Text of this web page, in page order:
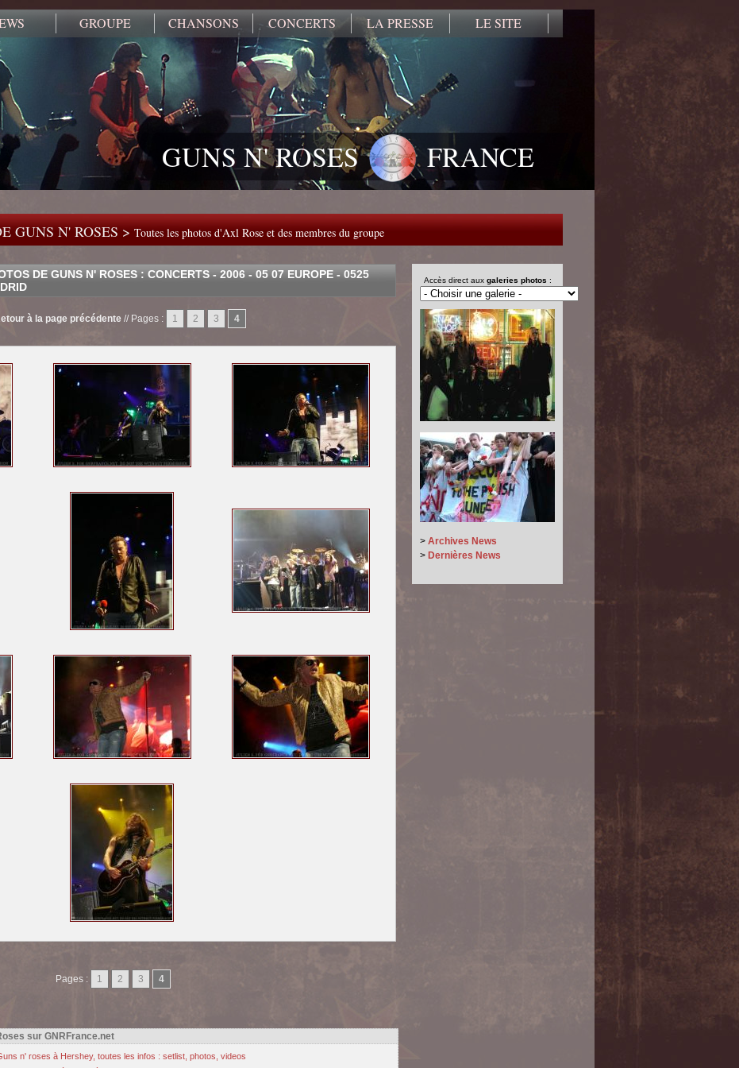
GROUPE CHANSONS CONCERTS LA PRESSE LE SITE
GUNS N' ROSES FRANCE
GUNS N' ROSES > Toutes les photos d'Axl Rose et des membres du groupe
DE GUNS N' ROSES : CONCERTS - 2006 - 05 07 EUROPE - 0525
à la page précédente // Pages : 1 2 3 4
Pages : 1 2 3 4
sur GNRFrance.net
n' roses à Hershey, toutes les infos : setlist, photos, videos
Accès direct aux galeries photos :
> Archives News
> Dernières News